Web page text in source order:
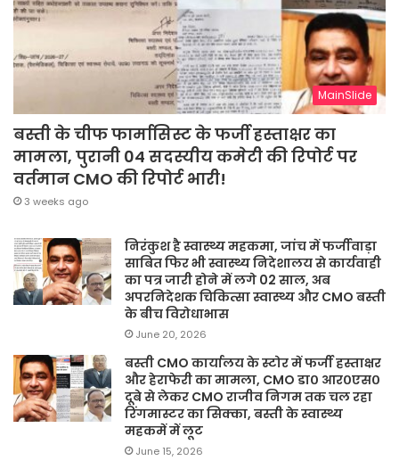
MainSlide
बस्ती के चीफ फार्मासिस्ट के फर्जी हस्ताक्षर का
मामला, पुरानी 04 सदस्यीय कमेटी की रिपोर्ट पर
वर्तमान CMO की रिपोर्ट भारी!
3 weeks ago
निरंकुश है स्वास्थ्य महकमा, जांच में फर्जीवाड़ा
साबित फिर भी स्वास्थ्य निदेशालय से कार्यवाही
का पत्र जारी होने में लगे 02 साल, अब
अपरनिदेशक चिकित्सा स्वास्थ्य और CMO बस्ती
के बीच विरोधाभास
June 20, 2026
बस्ती CMO कार्यालय के स्टोर में फर्जी हस्ताक्षर
और हेराफेरी का मामला, CMO डा० आर०एस०
दूबे से लेकर CMO राजीव निगम तक चल रहा
रिंगमास्टर का सिक्का, बस्ती के स्वास्थ्य
महकमें में लूट
June 15, 2026